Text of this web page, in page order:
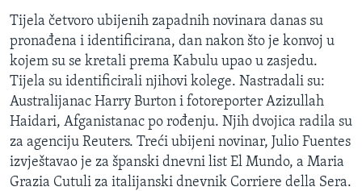
SVIJET
KORUPCIJA
SLOBODA MEDIJA
ŽENSKA STRANA
IZBJEGLIČKA STRANA
MAGAZIN
O GLASU AMERIKE
Tijela četvoro ubijenih zapadnih novinara danas su
pronađena i identificirana, dan nakon što je konvoj u
kojem su se kretali prema Kabulu upao u zasjedu.
Tijela su identificirali njihovi kolege. Nastradali su:
Australijanac Harry Burton i fotoreporter Azizullah
Haidari, Afganistanac po rođenju. Njih dvojica radila su
za agenciju Reuters. Treći ubijeni novinar, Julio Fuentes
izvještavao je za španski dnevni list El Mundo, a Maria
Grazia Cutuli za italijanski dnevnik Corriere della Sera.